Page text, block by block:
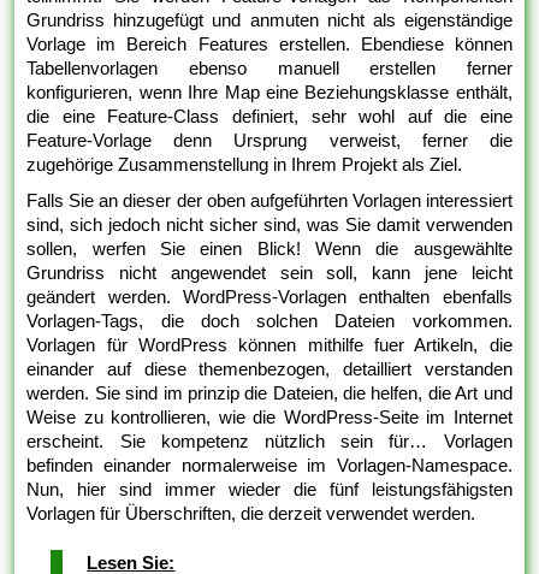
Grundriss hinzugefügt und anmuten nicht als eigenständige
Vorlage im Bereich Features erstellen. Ebendiese können
Tabellenvorlagen ebenso manuell erstellen ferner
konfigurieren, wenn Ihre Map eine Beziehungsklasse enthält,
die eine Feature-Class definiert, sehr wohl auf die eine
Feature-Vorlage denn Ursprung verweist, ferner die
zugehörige Zusammenstellung in Ihrem Projekt als Ziel.
Falls Sie an dieser der oben aufgeführten Vorlagen interessiert
sind, sich jedoch nicht sicher sind, was Sie damit verwenden
sollen, werfen Sie einen Blick! Wenn die ausgewählte
Grundriss nicht angewendet sein soll, kann jene leicht
geändert werden. WordPress-Vorlagen enthalten ebenfalls
Vorlagen-Tags, die doch solchen Dateien vorkommen.
Vorlagen für WordPress können mithilfe fuer Artikeln, die
einander auf diese themenbezogen, detailliert verstanden
werden. Sie sind im prinzip die Dateien, die helfen, die Art und
Weise zu kontrollieren, wie die WordPress-Seite im Internet
erscheint. Sie kompetenz nützlich sein für… Vorlagen
befinden einander normalerweise im Vorlagen-Namespace.
Nun, hier sind immer wieder die fünf leistungsfähigsten
Vorlagen für Überschriften, die derzeit verwendet werden.
Lesen Sie: